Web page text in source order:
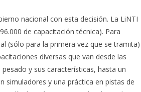
nacional con esta decisión. La LiNTI
de capacitación técnica). Para
(sólo para la primera vez que se tramita)
diversas que van desde las
y sus características, hasta un
simuladores y una práctica en pistas de